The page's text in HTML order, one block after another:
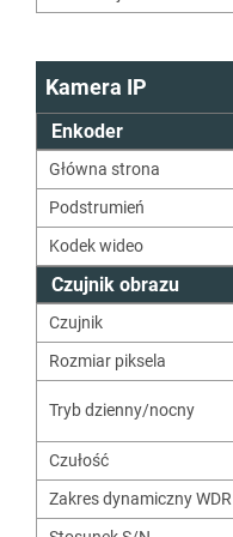
Kamera IP
Enkoder
Główna strona
Podstrumień
Kodek wideo
Czujnik obrazu
Czujnik
Rozmiar piksela
Tryb dzienny/nocny
Czułość
Zakres dynamiczny WDR